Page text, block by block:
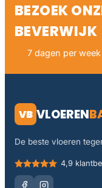
BEZOEK
BEVERWIJK
7 dagen per
VB VLOEREN
De beste vloeren
4,9